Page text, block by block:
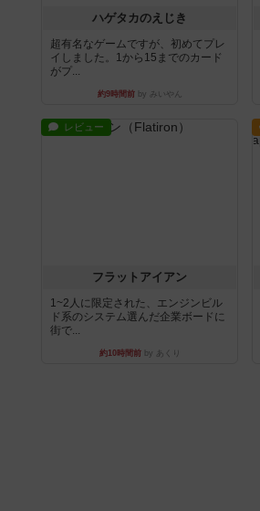
ハゲタカのえじき
超有名なゲームですが、初めてプレ
イしました。1から15までのカード
がプ...
約9時間前by みいやん
レビュー
フラットアイアン
1~2人に限定された、エンジンビル
ド系のシステム選んだ企業ボードに
街で...
約10時間前by あくり